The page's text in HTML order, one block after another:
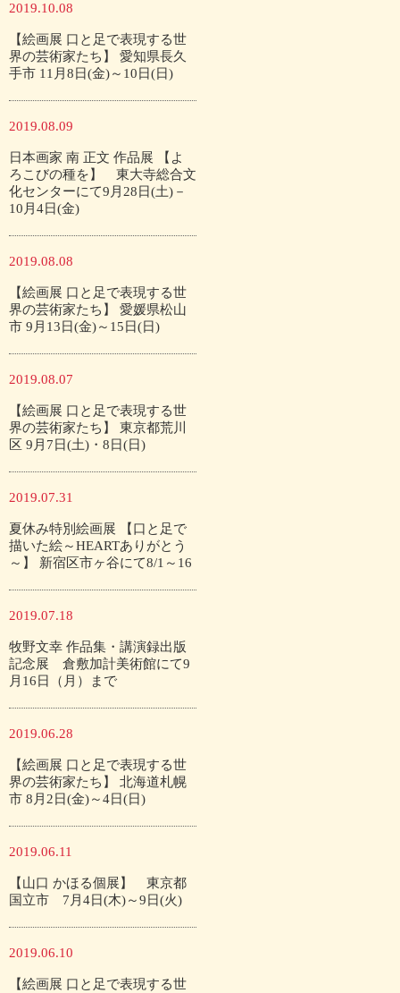
2019.10.08
【絵画展 口と足で表現する世
界の芸術家たち】 愛知県長久
手市 11月8日(金)～10日(日)
2019.08.09
日本画家 南 正文 作品展 【よ
ろこびの種を】 東大寺総合文
化センターにて9月28日(土)－
10月4日(金)
2019.08.08
【絵画展 口と足で表現する世
界の芸術家たち】 愛媛県松山
市 9月13日(金)～15日(日)
2019.08.07
【絵画展 口と足で表現する世
界の芸術家たち】 東京都荒川
区 9月7日(土)・8日(日)
2019.07.31
夏休み特別絵画展 【口と足で
描いた絵～HEARTありがとう
～】 新宿区市ヶ谷にて8/1～16
2019.07.18
牧野文幸 作品集・講演録出版
記念展 倉敷加計美術館にて9
月16日（月）まで
2019.06.28
【絵画展 口と足で表現する世
界の芸術家たち】 北海道札幌
市 8月2日(金)～4日(日)
2019.06.11
【山口 かほる個展】 東京都
国立市 7月4日(木)～9日(火)
2019.06.10
【絵画展 口と足で表現する世